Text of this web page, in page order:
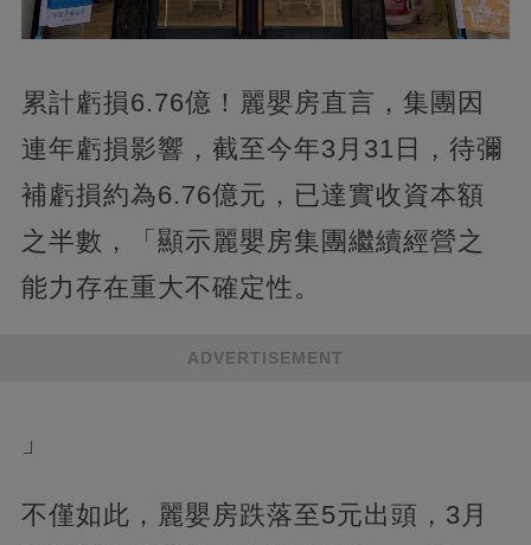
累計虧損6.76億！麗嬰房直言，集團因
連年虧損影響，截至今年3月31日，待彌
補虧損約為6.76億元，已達實收資本額
之半數，「顯示麗嬰房集團繼續經營之
能力存在重大不確定性。
ADVERTISEMENT
」
不僅如此，麗嬰房跌落至5元出頭，3月